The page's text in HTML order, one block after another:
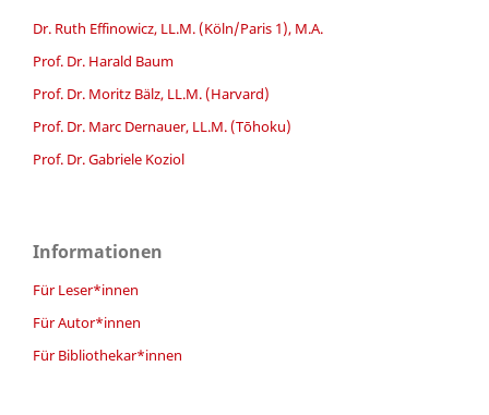
Dr. Ruth Effinowicz, LL.M. (Köln/Paris 1), M.A.
Prof. Dr. Harald Baum
Prof. Dr. Moritz Bälz, LL.M. (Harvard)
Prof. Dr. Marc Dernauer, LL.M. (Tōhoku)
Prof. Dr. Gabriele Koziol
Informationen
Für Leser*innen
Für Autor*innen
Für Bibliothekar*innen